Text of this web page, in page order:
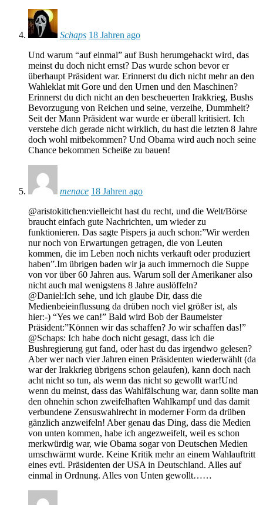
Schaps 18 Jahren ago
Und warum “auf einmal” auf Bush herumgehackt wird, das
meinst du doch nicht ernst? Das wurde schon bevor er
überhaupt Präsident war. Erinnerst du dich nicht mehr an den
Wahleklat mit Gore und den Urnen und den Maschinen?
Erinnerst du dich nicht an den bescheuerten Irakkrieg, Bushs
Bevorzugung von Reichen und seine, verzeihe, Dummheit?
Seit der Mann Präsident war wurde er überall kritisiert. Ich
verstehe dich gerade nicht wirklich, du hast die letzten 8 Jahre
doch wohl mitbekommen? Und Obama wird auch noch seine
Chance bekommen Scheiße zu bauen!
menace 18 Jahren ago
@aristokittchen:vielleicht hast du recht, und die Welt/Börse
braucht einfach gute Nachrichten, um wieder zu
funktionieren. Das sagte Pispers ja auch schon:”Wir werden
nur noch von Erwartungen getragen, die von Leuten
kommen, die im Leben noch nichts verkauft oder produziert
haben”.Im übrigen baden wir ja auch immernoch die Suppe
von vor über 60 Jahren aus. Warum soll der Amerikaner also
nicht auch mal wenigstens 8 Jahre auslöffeln?
@Daniel:Ich sehe, und ich glaube Dir, dass die
Medienbeieinflussung da drüben noch viel größer ist, als
hier:-) “Yes we can!” Bald wird Bob der Baumeister
Präsident:”Können wir das schaffen? Jo wir schaffen das!”
@Schaps: Ich habe doch nicht gesagt, dass ich die
Bushregierung gut fand, oder hast du das irgendwo gelesen?
Aber wer nach vier Jahren einen Präsidenten wiederwählt (da
war der Irakkrieg übrigens schon gelaufen), kann doch nach
acht nicht so tun, als wenn das nicht so gewollt war!Und
wenn du meinst, dass das Wahlfälschung war, dann sollte man
den ohnehin schon zweifelhaften Wahlkampf und das damit
verbundene Zensuswahlrecht in moderner Form da drüben
gänzlich anzweifeln! Aber genau das Ding, dass die Medien
von unten kommen, habe ich angezweifelt, weil es schon
merkwürdig war, wie Obama sogar von Deutschen Medien
umschwärmt wurde. Keine Kritik mehr an einem Wahlauftritt
eines evtl. Präsidenten der USA in Deutschland. Alles auf
einmal in Ordnung. Alles von Unten gewollt……